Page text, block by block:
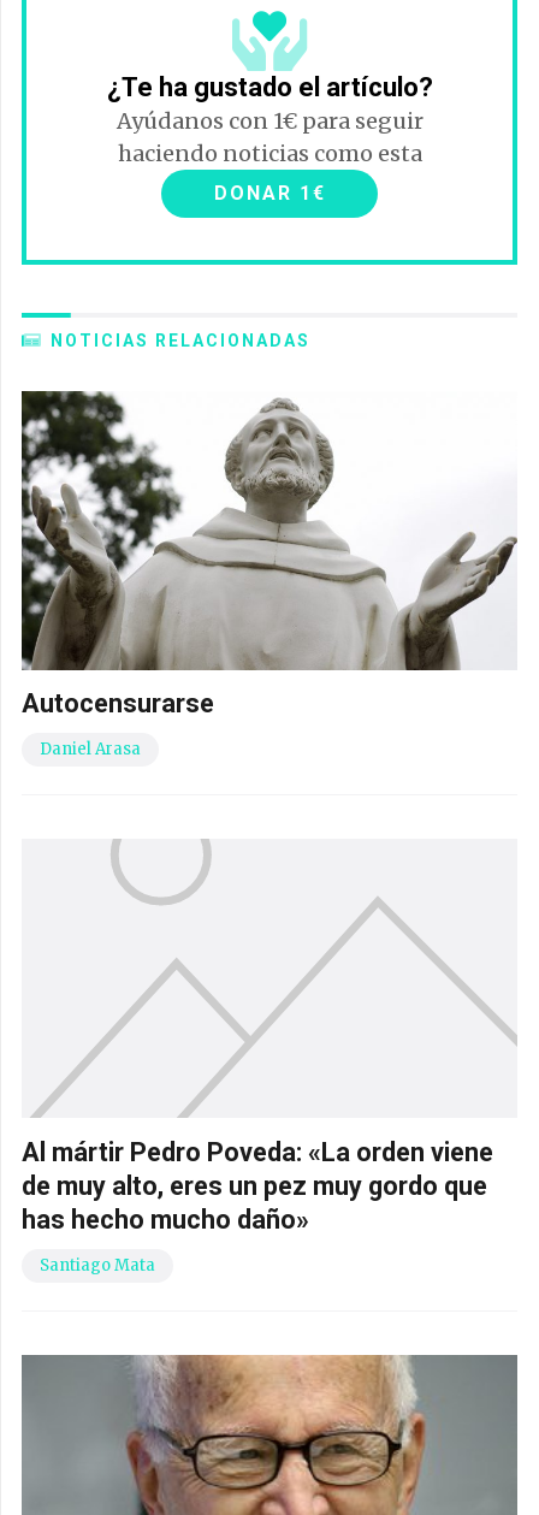
¿Te ha gustado el artículo?
Ayúdanos con 1€ para seguir
haciendo noticias como esta
DONAR 1€
NOTICIAS RELACIONADAS
Autocensurarse
Daniel Arasa
Al mártir Pedro Poveda: «La orden viene
de muy alto, eres un pez muy gordo que
has hecho mucho daño»
Santiago Mata